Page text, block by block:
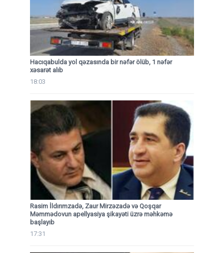
Hacıqabulda yol qəzasında bir nəfər ölüb, 1 nəfər
xəsarət alıb
18:03
Rasim İldırımzadə, Zaur Mirzəzadə və Qoşqar
Məmmədovun apellyasiya şikayəti üzrə məhkəmə
başlayıb
17:31